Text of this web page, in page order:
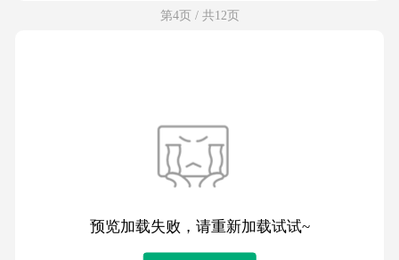
第4页 / 共12页
预览加载失败，请重新加载试试~